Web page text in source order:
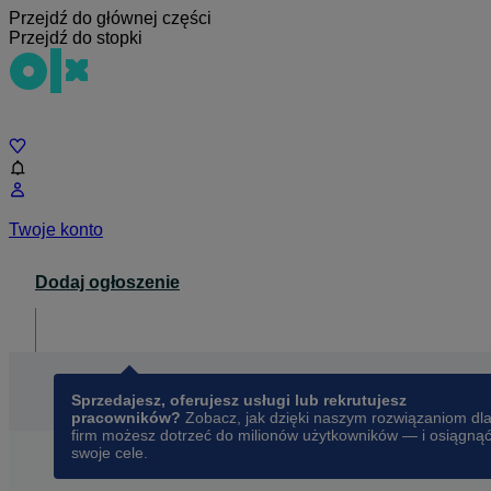
Przejdź do głównej części
Przejdź do stopki
Twoje konto
Dodaj ogłoszenie
Sprzedajesz, oferujesz usługi lub rekrutujesz
pracowników? Zobacz, jak dzięki naszym rozwiązaniom dla
firm możesz dotrzeć do milionów użytkowników — i osiągnąć
swoje cele.